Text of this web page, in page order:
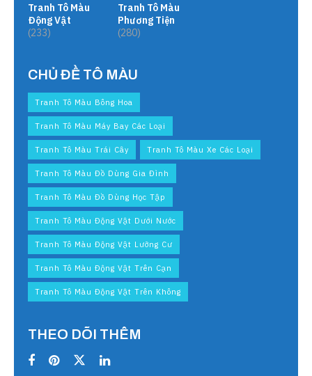
Tranh Tô Màu
Động Vật
(233)
Tranh Tô Màu
Phương Tiện
(280)
CHỦ ĐỀ TÔ MÀU
Tranh Tô Màu Bông Hoa
Tranh Tô Màu Máy Bay Các Loại
Tranh Tô Màu Trái Cây Tranh Tô Màu Xe Các Loại
Tranh Tô Màu Đồ Dùng Gia Đình
Tranh Tô Màu Đồ Dùng Học Tập
Tranh Tô Màu Động Vật Dưới Nước
Tranh Tô Màu Động Vật Lưỡng Cư
Tranh Tô Màu Động Vật Trên Cạn
Tranh Tô Màu Động Vật Trên Không
THEO DÕI THÊM